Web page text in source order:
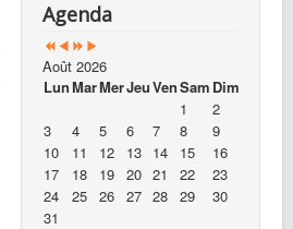
Agenda
Août 2026
LunMarMerJeuVenSam Dim
1
2
3
4 5 6 7 8
9
10
11 12 13 14 15
16
17
18 19 20 21 22
23
24
25 26 27 28 29
30
31